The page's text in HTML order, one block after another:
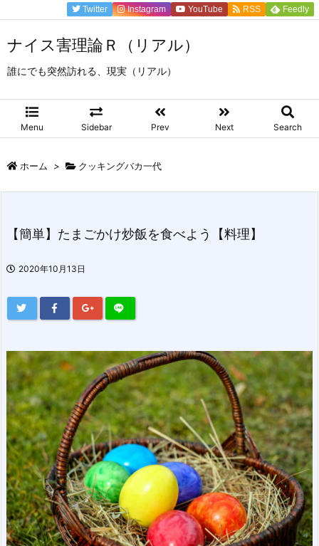
ナイス害理論Ｒ（リアル）
誰にでも突然訪れる、現実（リアル）
Menu Sidebar Prev Next Search
Twitter Instagram YouTube RSS Feedly
ホーム > クッキングバカ一代
【簡単】たまごかけ炒飯を食べよう【料理】
2020年10月13日